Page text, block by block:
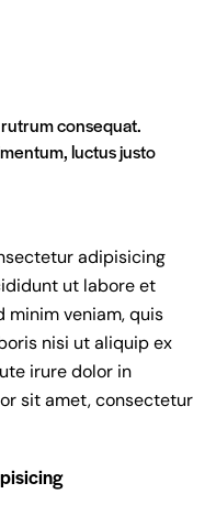
consequat.
luctus justo
adipisicing
ut labore et
minim veniam, quis
nisi ut aliquip ex
irure dolor in
sit amet, consectetur